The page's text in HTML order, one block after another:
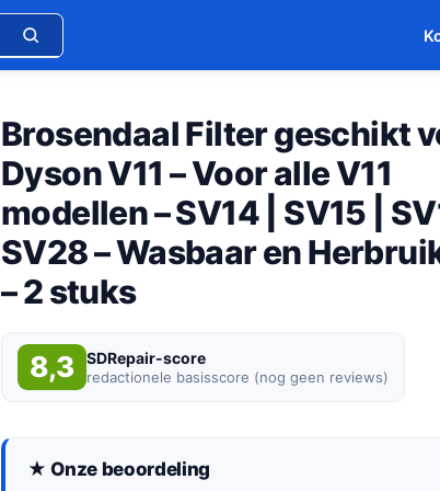
Brosendaal Filter geschikt
Dyson V11 – Voor alle V11
modellen – SV14 | SV15 |
SV28 – Wasbaar en
– 2 stuks
8,3 SDRepair-score
redactionele basisscore (nog geen reviews)
★ Onze beoordeling